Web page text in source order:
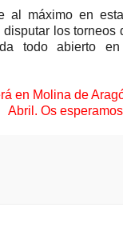
al máximo en
los torneos
todo abierto
en Molina de
Abril. Os